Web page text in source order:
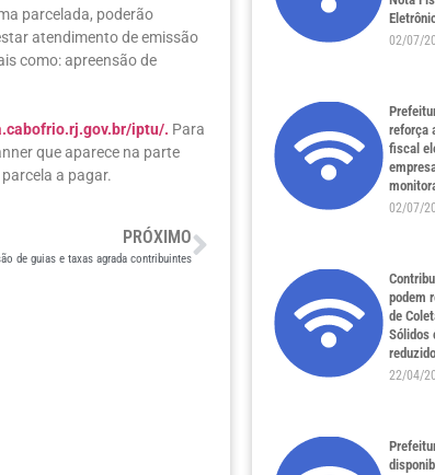
parcelada, poderão
atendimento de emissão
como: apreensão de
iptu/. Para
que aparece na parte
a pagar.
PRÓXIMO
de guias e taxas agrada contribuintes
02/07/
reforça
fiscal
02/07/
podem
de
Sólidos
22/04/